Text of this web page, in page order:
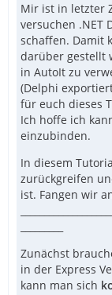
Mir ist in letzter
versuchen .NET
schaffen. Damit
darüber gestellt
in AutoIt zu
(Delphi
für euch dieses
Ich hoffe ich
einzubinden.
In diesem
zurückgreifen
ist. Fangen wir
Zunächst
in der Express
kann man sich